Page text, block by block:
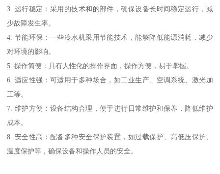
3. 运行稳定：采用的技术和的部件，确保设备长时间稳定运行，减
少故障发生率。
4. 节能环保：一些冷水机采用节能技术，能够降低能源消耗，减少
对环境的影响。
5. 操作简便：具有人性化的操作界面，操作方便，易于掌握。
6. 适应性强：可适用于多种场合，如工业生产、空调系统、激光加
工等。
7. 维护方便：设备结构合理，便于进行日常维护和保养，降低维护
成本。
8. 安全性高：配备多种安全保护装置，如过载保护、高低压保护、
温度保护等，确保设备和操作人员的安全。